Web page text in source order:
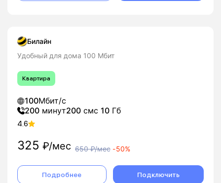
Билайн
Удобный для дома 100 Мбит
Квартира
100Мбит/с
200 минут200 смс 10 Гб
4.6
325 ₽/мес 650₽/мес -50%
Подробнее Подключить